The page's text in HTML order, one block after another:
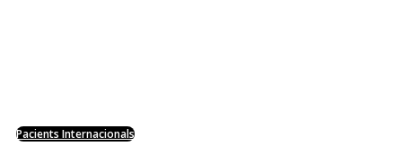
Pacients Internacionals